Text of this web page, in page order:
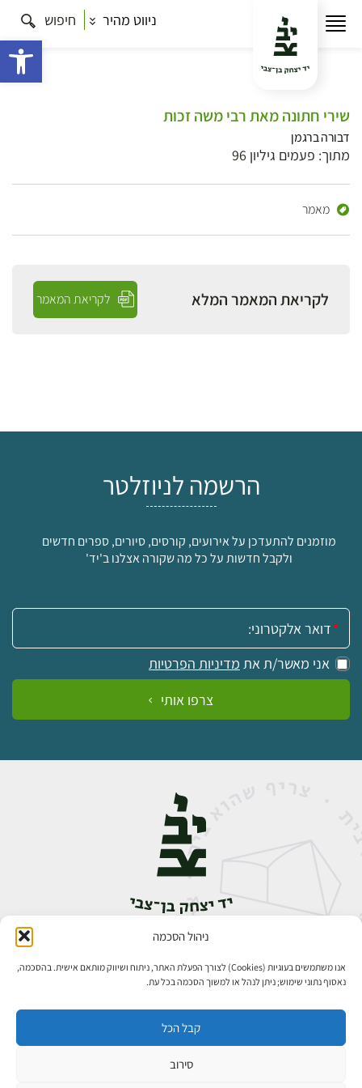
ניהול הסכמה
אנו משתמשים בעוגיות (Cookies) לצורך הפעלת האתר, ניתוח ושיווק מותאם אישית. בהסכמה,
נאסוף נתוני שימוש; ניתן לנהל או למשוך הסכמה בכל עת.
קבל הכל
סירוב
ניווט מהיר חיפוש
שירי חתונה מאת רבי משה זכות
דבורה ברגמן
מתוך: פעמים גיליון 96
מאמר
לקריאת המאמר המלא לקריאת המאמר
הרשמה לניוזלטר
מוזמנים להתעדכן על אירועים, קורסים, סיורים, ספרים חדשים
ולקבל חדשות על כל מה שקורה אצלנו ב'יד'
אימייל:
אני מאשר/ת את מדיניות הפרטיות
צרפו אותי
אבן גבירול 14, רחביה, ירושלים